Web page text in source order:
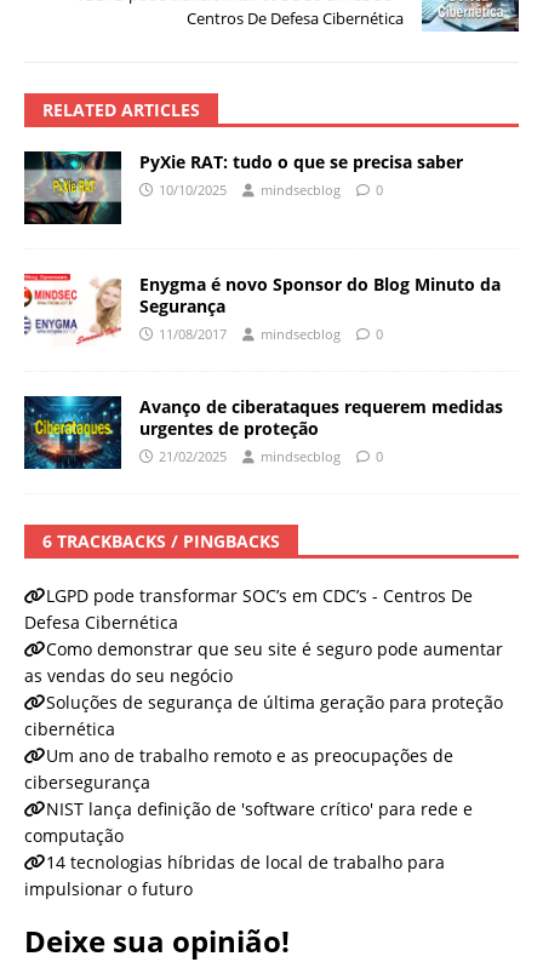
Centros De Defesa Cibernética
RELATED ARTICLES
PyXie RAT: tudo o que se precisa saber
10/10/2025 mindsecblog 0
Enygma é novo Sponsor do Blog Minuto da
Segurança
11/08/2017 mindsecblog 0
Avanço de ciberataques requerem medidas
urgentes de proteção
21/02/2025 mindsecblog 0
6 TRACKBACKS / PINGBACKS
LGPD pode transformar SOC’s em CDC’s - Centros De
Defesa Cibernética
Como demonstrar que seu site é seguro pode aumentar
as vendas do seu negócio
Soluções de segurança de última geração para proteção
cibernética
Um ano de trabalho remoto e as preocupações de
cibersegurança
NIST lança definição de 'software crítico' para rede e
computação
14 tecnologias híbridas de local de trabalho para
impulsionar o futuro
Deixe sua opinião!